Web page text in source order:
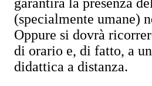
(specialmente umane)
Oppure si dovrà
di orario e, di fatto, a
didattica a distanza.